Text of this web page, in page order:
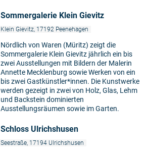
Sommergalerie Klein Gievitz
Klein Gievitz, 17192 Peenehagen
Nördlich von Waren (Müritz) zeigt die
Sommergalerie Klein Gievitz jährlich ein bis
zwei Ausstellungen mit Bildern der Malerin
Annette Mecklenburg sowie Werken von ein
bis zwei Gastkünstler*innen. Die Kunstwerke
werden gezeigt in zwei von Holz, Glas, Lehm
und Backstein dominierten
Ausstellungsräumen sowie im Garten.
Schloss Ulrichshusen
Seestraße, 17194 Ulrichshusen